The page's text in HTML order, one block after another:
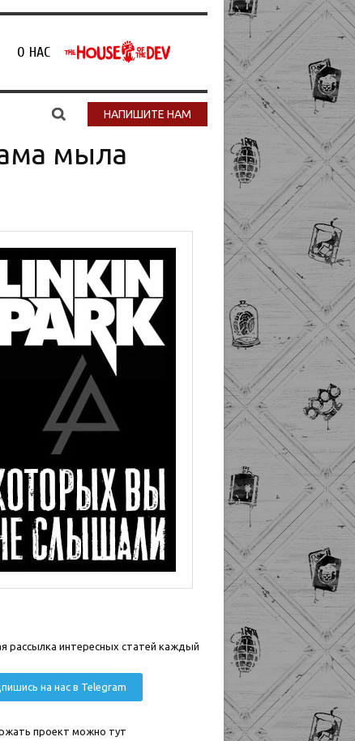
О НАС
НАПИШИТЕ НАМ
мыла
рассылка интересных статей каждый
на нас в Telegram
проект можно тут